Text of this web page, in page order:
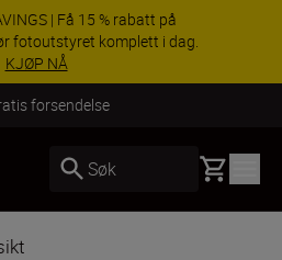
| Få 15 % rabatt på
fotoutstyret komplett i dag.
KJØP NÅ
innen 3–6 virkedager
Søk Basket